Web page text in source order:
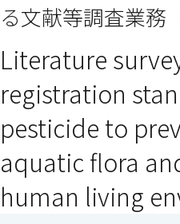
ドウで開きます）
ンドウで開きます）
ウインドウで開きます）
る文献等調査業務
Literature
registration
pesticide to
aquatic flora
human living